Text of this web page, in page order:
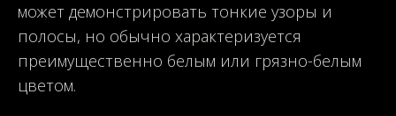
может демонстрировать тонкие узоры и
полосы, но обычно характеризуется
преимущественно белым или грязно-белым
цветом.